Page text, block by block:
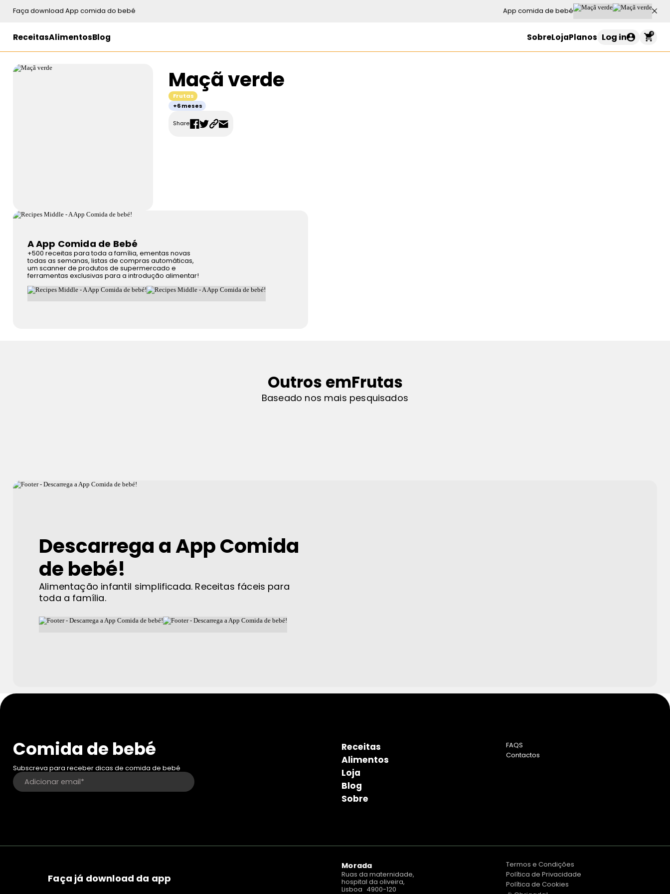
Faça download App comida do bebé App comida de bebé
ReceitasAlimentosBlog SobreLojaPlanos Log in 0
Maçã verde
Frutas
+6 meses
Share
A App Comida de Bebé
+500 receitas para toda a família, ementas novas
todas as semanas, listas de compras automáticas,
um scanner de produtos de supermercado e
ferramentas exclusivas para a introdução alimentar!
Outros emFrutas
Baseado nos mais pesquisados
Descarrega a App Comida
de bebé!
Alimentação infantil simplificada. Receitas fáceis para
toda a família.
Comida de bebé
Subscreva para receber dicas de comida de bebé
Receitas
Alimentos
Loja
Blog
Sobre
FAQS
Contactos
Faça já download da app
Morada
Ruas da maternidade,
hospital da oliveira,
Lisboa 4900-120
Termos e Condições
Política de Privacidade
Política de Cookies